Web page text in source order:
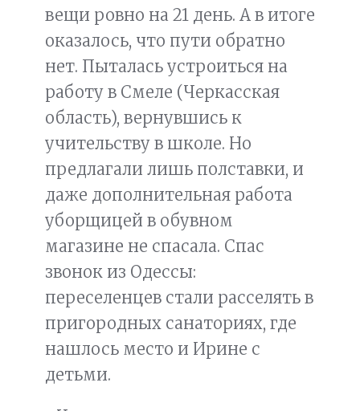
вещи ровно на 21 день. А в итоге
оказалось, что пути обратно
нет. Пыталась устроиться на
работу в Смеле (Черкасская
область), вернувшись к
учительству в школе. Но
предлагали лишь полставки, и
даже дополнительная работа
уборщицей в обувном
магазине не спасала. Спас
звонок из Одессы:
переселенцев стали расселять в
пригородных санаториях, где
нашлось место и Ирине с
детьми.